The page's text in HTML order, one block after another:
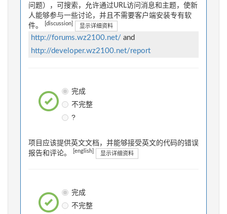
问题），可搜索，允许通过URL访问消息和主题，使新
人能够参与一些讨论，并且不需要客户端安装专有软
件。
[discussion] 显示详细资料
http://forums.wz2100.net/ and
http://developer.wz2100.net/report
完成
不完整
?
项目应该提供英文文档，并能够接受英文的代码的错误
报告和评论。
[english] 显示详细资料
完成
不完整